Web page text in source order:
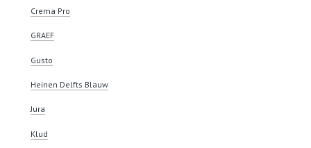
Crema Pro
GRAEF
Gusto
Heinen Delfts Blauw
Jura
Klud